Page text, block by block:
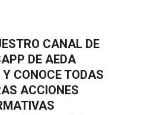
CANAL DE
DE AEDA
CONOCE TODAS
ACCIONES